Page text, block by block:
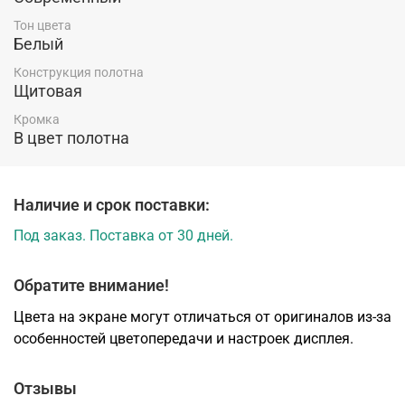
Тон цвета
Белый
Конструкция полотна
Щитовая
Кромка
В цвет полотна
Наличие и срок поставки:
Под заказ. Поставка от 30 дней.
Обратите внимание!
Цвета на экране могут отличаться от оригиналов из-за
особенностей цветопередачи и настроек дисплея.
Отзывы